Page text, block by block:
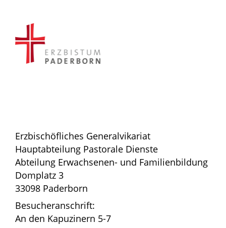
Erzbischöfliches Generalvikariat
Hauptabteilung Pastorale Dienste
Abteilung Erwachsenen- und Familienbildung
Domplatz 3
33098 Paderborn
Besucheranschrift:
An den Kapuzinern 5-7